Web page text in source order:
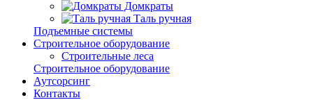
Домкраты
Таль ручная
Подъемные системы
Строительное оборудование
Строительные леса
Строительное оборудование
Аутсорсинг
Контакты